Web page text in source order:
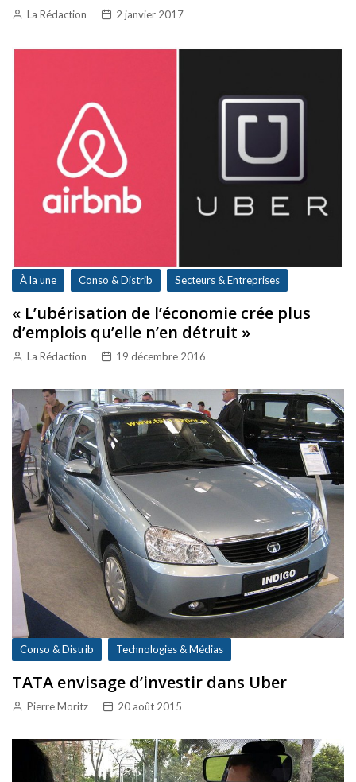
La Rédaction 2 janvier 2017
À la une Conso & Distrib Secteurs & Entreprises
« L’ubérisation de l’économie crée plus
d’emplois qu’elle n’en détruit »
La Rédaction 19 décembre 2016
Conso & Distrib Technologies & Médias
TATA envisage d’investir dans Uber
Pierre Moritz 20 août 2015